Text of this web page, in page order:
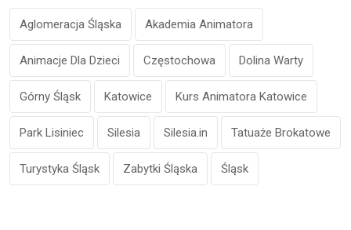
Aglomeracja Śląska Akademia Animatora
Animacje Dla Dzieci Częstochowa Dolina Warty
Górny Śląsk Katowice Kurs Animatora Katowice
Park Lisiniec Silesia Silesia.in Tatuaże Brokatowe
Turystyka Śląsk Zabytki Śląska Śląsk